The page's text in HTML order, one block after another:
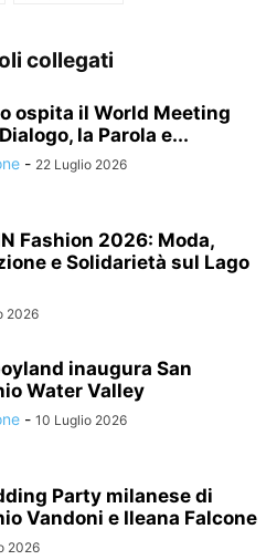
collegati
ospita il World Meeting
la Parola e...
- 22 Luglio 2026
Fashion 2026: Moda,
e Solidarietà sul Lago
2026
inaugura San
Water Valley
- 10 Luglio 2026
Party milanese di
Vandoni e Ileana Falcone
2026